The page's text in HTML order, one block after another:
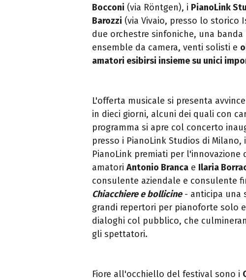
Bocconi (via Röntgen), i PianoLink
Barozzi (via Vivaio, presso lo storico
due orchestre sinfoniche, una
ensemble da camera, venti solisti e
amatori esibirsi insieme su unici
L'offerta musicale si presenta
in dieci giorni, alcuni dei quali con
programma si apre col concerto
presso i PianoLink Studios di
PianoLink premiati per
amatori Antonio Branca e Ilaria
consulente aziendale e consulente
Chiacchiere e bollicine- anticipa una
grandi repertori per pianoforte solo
dialoghi col pubblico, che
gli spettatori.
Fiore all'occhiello del festival sono i